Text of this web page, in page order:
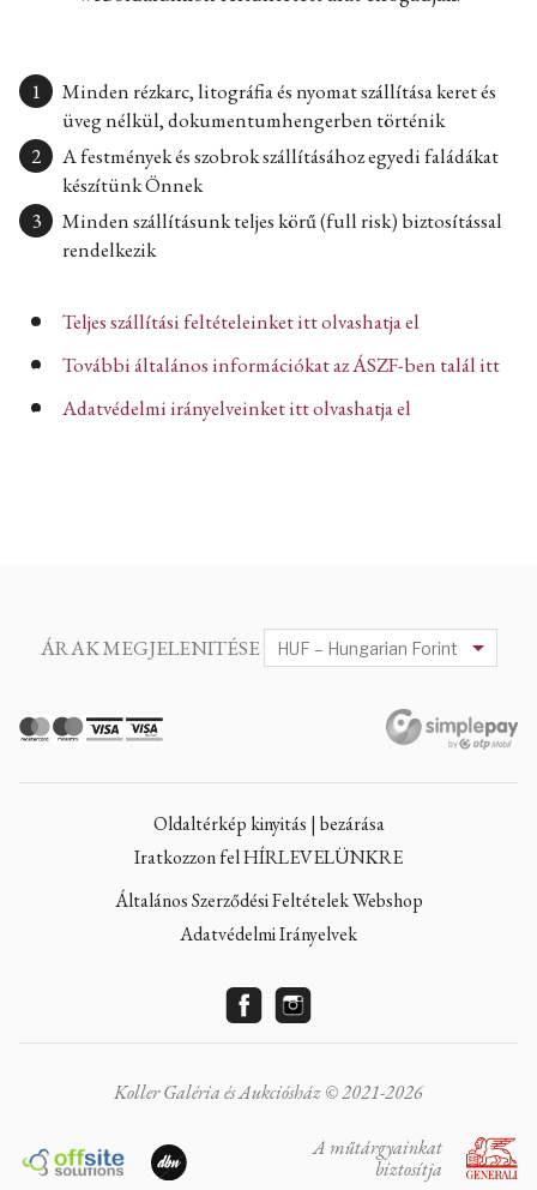
Minden rézkarc, litográfia és nyomat szállítása keret és
üveg nélkül, dokumentumhengerben történik
A festmények és szobrok szállításához egyedi faládákat
készítünk Önnek
Minden szállításunk teljes körű (full risk) biztosítással
rendelkezik
Teljes szállítási feltételeinket itt olvashatja el
További általános információkat az ÁSZF-ben talál itt
Adatvédelmi irányelveinket itt olvashatja el
ÁRAK MEGJELENITÉSE
Oldaltérkép kinyitás | bezárása
Iratkozzon fel HÍRLEVELÜNKRE
Általános Szerződési Feltételek Webshop
Adatvédelmi Irányelvek
Koller Galéria és Aukciósház © 2021-2026
A műtárgyainkat
biztosítja